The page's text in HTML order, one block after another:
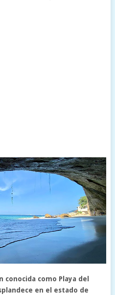
conocida como Playa del
en el estado de